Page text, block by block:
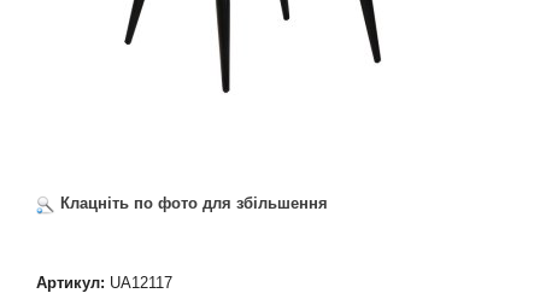
Клацніть по фото для збільшення
Артикул: UA12117